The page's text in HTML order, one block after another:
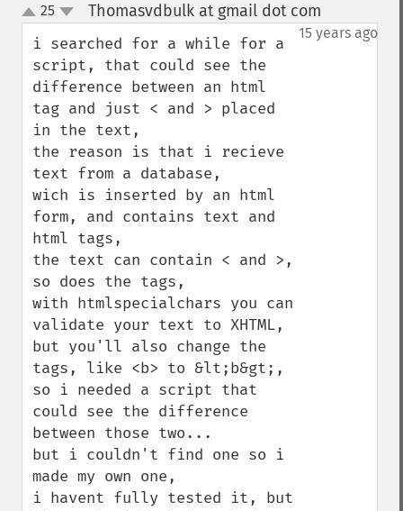
up
down
25 Thomasvdbulk at gmail dot com
15 years ago
i searched for a while for a
script, that could see the
difference between an html
tag and just < and > placed
in the text,
the reason is that i recieve
text from a database,
wich is inserted by an html
form, and contains text and
html tags,
the text can contain < and >,
so does the tags,
with htmlspecialchars you can
validate your text to XHTML,
but you'll also change the
tags, like <b> to &lt;b&gt;,
so i needed a script that
could see the difference
between those two...
but i couldn't find one so i
made my own one,
i havent fully tested it, but